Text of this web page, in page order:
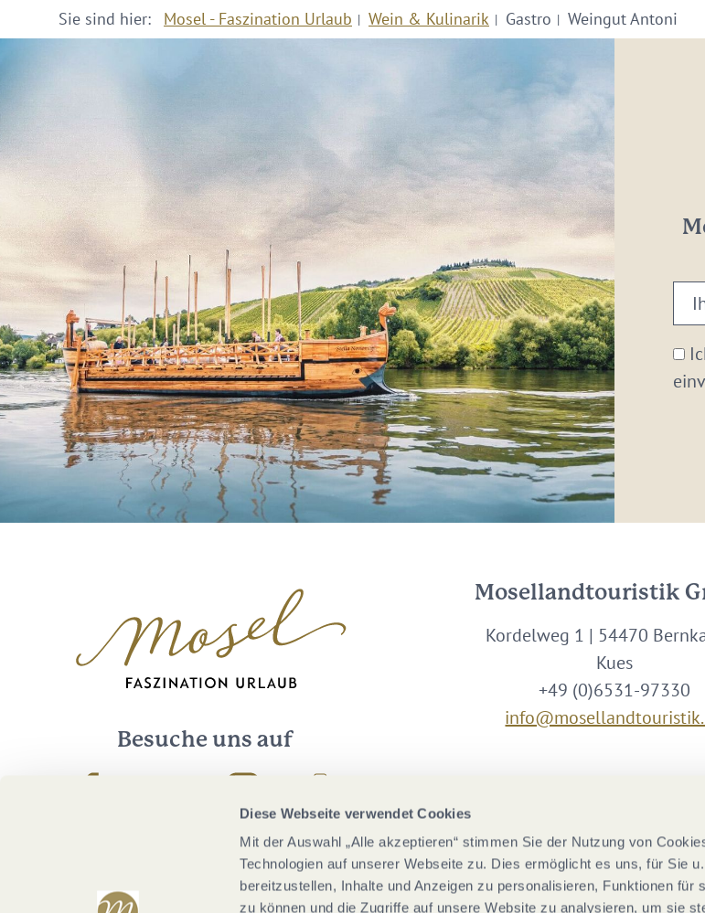
Diese Webseite verwendet Cookies
Mit der Auswahl „Alle akzeptieren“ stimmen Sie der Nutzung von
Technologien auf unserer Webseite zu. Dies ermöglicht es uns, für Sie
bereitzustellen, Inhalte und Anzeigen zu personalisieren, Funktionen für
zu können und die Zugriffe auf unsere Website zu analysieren, um sie
Sie sind hier: Mosel - Faszination Urlaub Wein & Kulinarik Gastro Weingut Antoni
Ihre
E-
Besuche uns auf
Mosellandtouristik
Kordelweg 1 | 54470
Kues
+49 (0)6531-97330